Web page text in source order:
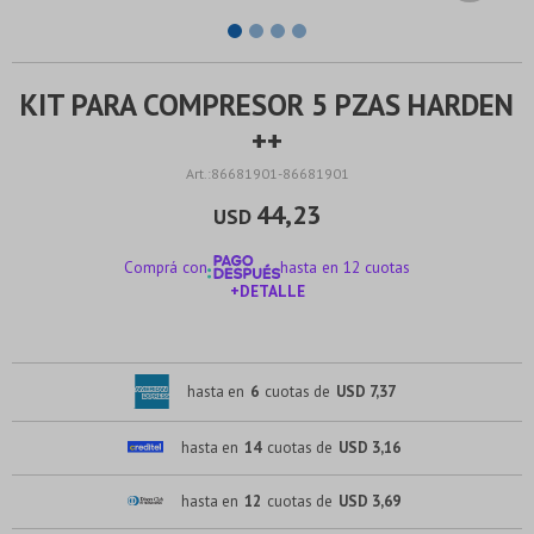
KIT PARA COMPRESOR 5 PZAS HARDEN
++
86681901-86681901
USD 44,23
Comprá con
hasta en 12 cuotas
+DETALLE
hasta en 6 cuotas de USD 7,37
hasta en 14 cuotas de USD 3,16
hasta en 12 cuotas de USD 3,69